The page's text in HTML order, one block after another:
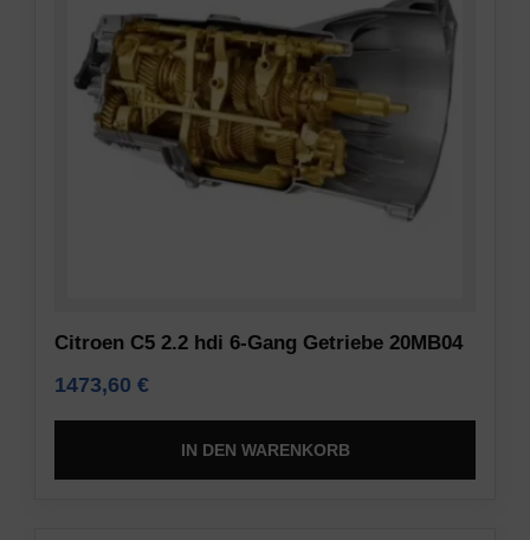
Citroen C5 2.2 hdi 6-Gang Getriebe 20MB04
1473,60 €
IN DEN WARENKORB